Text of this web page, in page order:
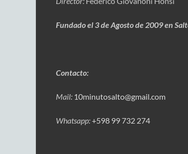
Fundado el 3 de Agosto de 2009 en
Contacto:
Mail: 10minutosalto@gmail.com
Whatsapp:+598 99 732 274